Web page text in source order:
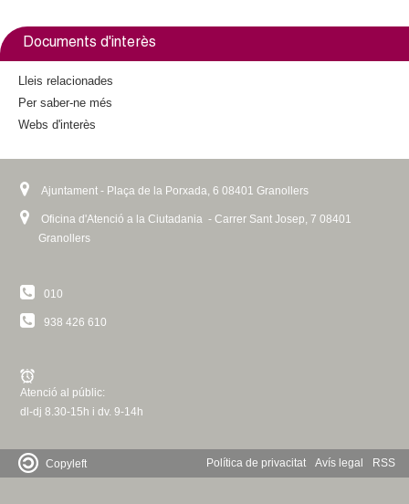
Documents d'interès
Lleis relacionades
Per saber-ne més
Webs d'interès
Ajuntament - Plaça de la Porxada, 6 08401 Granollers
Oficina d'Atenció a la Ciutadania - Carrer Sant Josep, 7 08401
Granollers
010
938 426 610
Atenció al públic:
dl-dj 8.30-15h i dv. 9-14h
Política de privacitat Avís legal RSS
Copyleft